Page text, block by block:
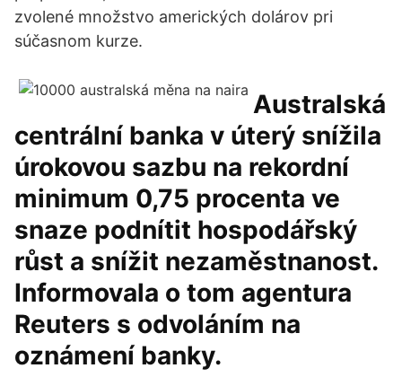
zvolené množstvo amerických dolárov pri
súčasnom kurze.
Australská
centrální banka v úterý snížila
úrokovou sazbu na rekordní
minimum 0,75 procenta ve
snaze podnítit hospodářský
růst a snížit nezaměstnanost.
Informovala o tom agentura
Reuters s odvoláním na
oznámení banky.